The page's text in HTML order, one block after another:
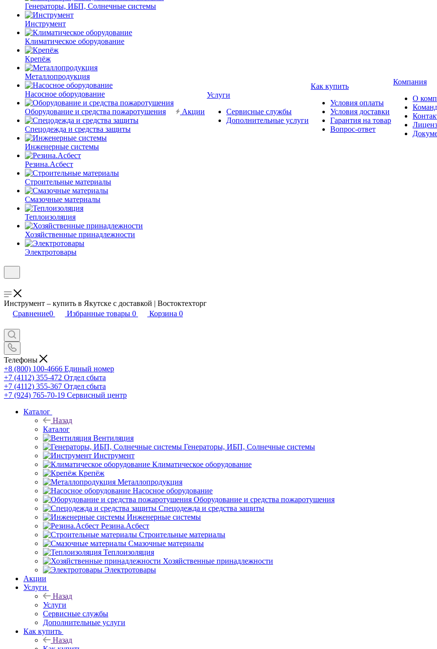
Генераторы, ИБП, Солнечные системы
Инструмент
Климатическое оборудование
Крепёж
Металлопродукция
Насосное оборудование
Оборудование и средства пожаротушения
Спецодежда и средства защиты
Инженерные системы
Резина.Асбест
Строительные материалы
Смазочные материалы
Теплоизоляция
Хозяйственные принадлежности
Электротовары
Акции
Услуги
Сервисные службы
Дополнительные услуги
Как купить
Условия оплаты
Условия доставки
Гарантия на товар
Вопрос-ответ
Компания
О
Инструмент – купить в Якутске с доставкой | Востоктехторг
Сравнение0 Избранные товары 0 Корзина 0
Телефоны
+8 (800) 100-4666 Единый номер
+7 (4112) 355-472 Отдел сбыта
+7 (4112) 355-367 Отдел сбыта
+7 (924) 765-70-19 Сервисный центр
Каталог
Назад
Каталог
Вентиляция
Генераторы, ИБП, Солнечные системы
Инструмент
Климатическое оборудование
Крепёж
Металлопродукция
Насосное оборудование
Оборудование и средства пожаротушения
Спецодежда и средства защиты
Инженерные системы
Резина.Асбест
Строительные материалы
Смазочные материалы
Теплоизоляция
Хозяйственные принадлежности
Электротовары
Акции
Услуги
Назад
Услуги
Сервисные службы
Дополнительные услуги
Как купить
Назад